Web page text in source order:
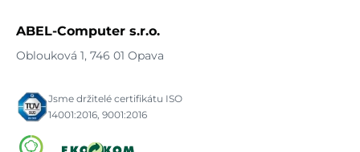
ABEL-Computer s.r.o.
Oblouková 1, 746 01 Opava
Jsme držitelé certifikátu ISO
14001:2016, 9001:2016